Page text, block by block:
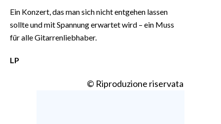
Ein Konzert, das man sich nicht entgehen lassen
sollte und mit Spannung erwartet wird – ein Muss
für alle Gitarrenliebhaber.
LP
© Riproduzione riservata